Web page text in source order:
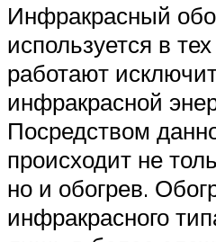
Инфракрасный
используется в
работают
инфракрасной
Посредством
происходит не
но и обогрев.
инфракрасного